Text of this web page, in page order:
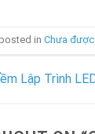
in Chưa
Lập Trình